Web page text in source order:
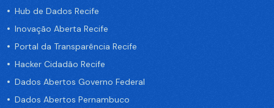
Hub de Dados Recife
Inovação Aberta Recife
Portal da Transparência Recife
Hacker Cidadão Recife
Dados Abertos Governo Federal
Dados Abertos Pernambuco